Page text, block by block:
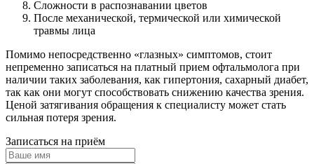
Сложности в распознавании цветов
После механической, термической или химической
травмы лица
Помимо непосредственно «глазных» симптомов, стоит
непременно записаться на платный прием офтальмолога при
наличии таких заболевания, как гипертония, сахарный диабет,
так как они могут способствовать снижению качества зрения.
Ценой затягивания обращения к специалисту может стать
сильная потеря зрения.
Записаться на приём